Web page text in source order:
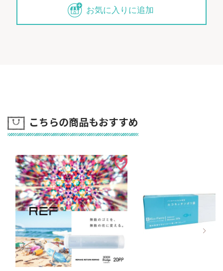
お気に入りに追加
こちらの商品もおすすめ